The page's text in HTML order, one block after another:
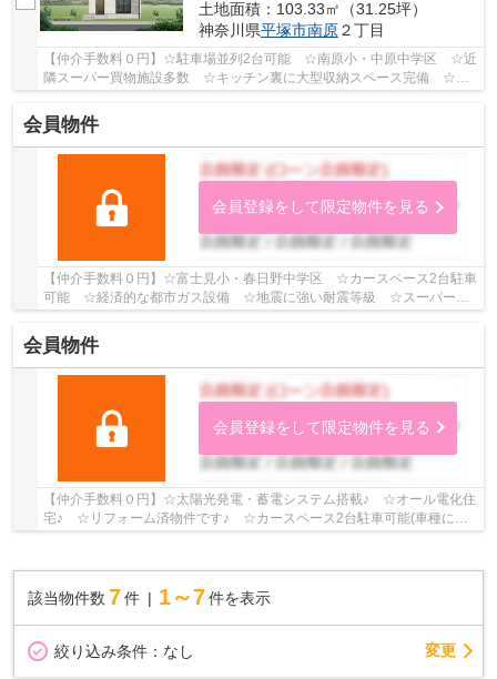
土地面積：103.33㎡（31.25坪）
神奈川県平塚市南原２丁目
【仲介手数料０円】☆駐車場並列2台可能 ☆南原小・中原中学区 ☆近
隣スーパー買物施設多数 ☆キッチン裏に大型収納スペース完備 ☆便
利＆充実の内部装備 ☆地震に安心の耐震等級3♪ 【...
会員物件
会員登録をして限定物件を見る
【仲介手数料０円】☆富士見小・春日野中学区 ☆カースペース2台駐車
可能 ☆経済的な都市ガス設備 ☆地震に強い耐震等級 ☆スーパー近
会員物件
会員登録をして限定物件を見る
【仲介手数料０円】☆太陽光発電・蓄電システム搭載♪ ☆オール電化住
宅♪ ☆リフォーム済物件です♪ ☆カースペース2台駐車可能(車種によ
該当物件数 7件 1～7 件を表示
絞り込み条件： なし 変更